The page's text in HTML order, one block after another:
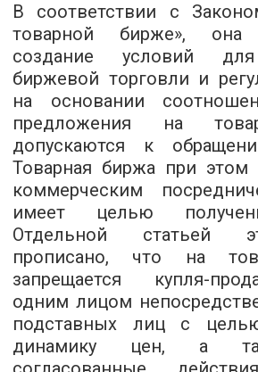
В соответствии с
товарной бирже», она
создание условий
биржевой торговли и
на основании
предложения на
допускаются к
Товарная биржа при этом
коммерческим
имеет целью
Отдельной статьей
прописано, что на
запрещается купля-
одним лицом
подставных лиц с
динамику цен, а